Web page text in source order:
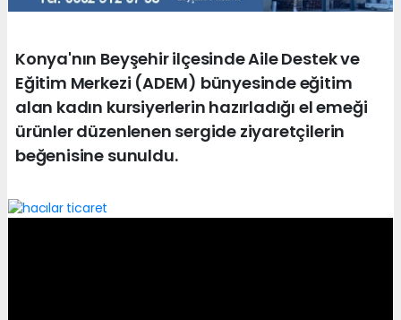
Konya'nın Beyşehir ilçesinde Aile Destek ve
Eğitim Merkezi (ADEM) bünyesinde eğitim
alan kadın kursiyerlerin hazırladığı el emeği
ürünler düzenlenen sergide ziyaretçilerin
beğenisine sunuldu.